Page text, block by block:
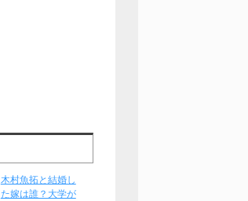
木村魚拓と結婚し
た嫁は誰？大学が